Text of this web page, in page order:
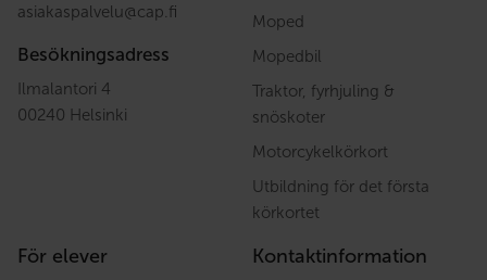
asiakaspalvelu@cap.fi
Besökningsadress
Ilmalantori 4
00240 Helsinki
Moped
Mopedbil
Traktor, fyrhjuling &
snöskoter
Motorcykelkörkort
Utbildning för det första
körkortet
För elever Kontaktinformation